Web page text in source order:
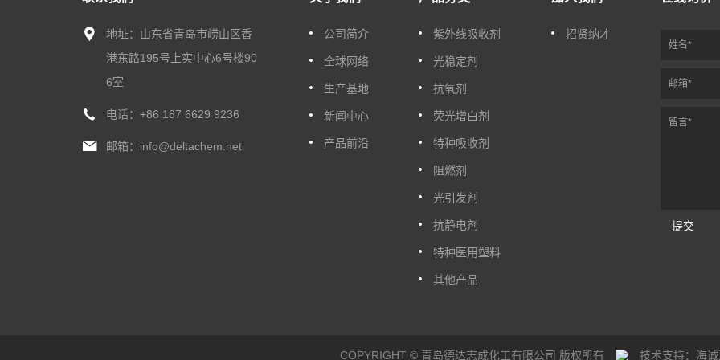
地址：山东省青岛市崂山区香
港东路195号上实中心6号楼90
6室
电话： +86 187 6629 9236
邮箱： info@deltachem.net
公司简介
全球网络
生产基地
新闻中心
产品前沿
紫外线吸收剂
光稳定剂
抗氧剂
荧光增白剂
特种吸收剂
阻燃剂
光引发剂
抗静电剂
特种医用塑料
其他产品
招贤纳才
提交
COPYRIGHT © 青岛德达志成化工有限公司 版权所有 技术支持：海